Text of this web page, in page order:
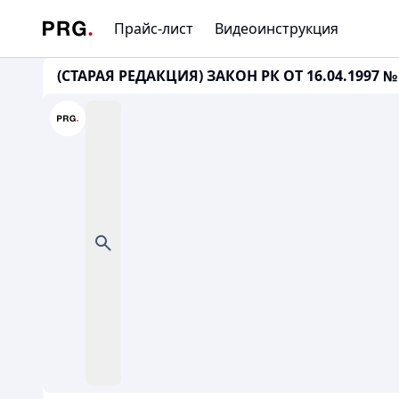
Прайс-лист Видеоинструкция
(СТАРАЯ РЕДАКЦИЯ) ЗАКОН РК ОТ 16.04.1997 №